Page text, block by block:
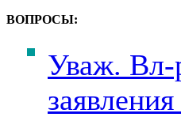
ВОПРОСЫ:
Уваж. Вл-